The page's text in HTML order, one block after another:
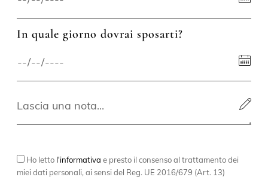
In quale giorno dovrai sposarti?
Ho letto l'informativa e presto il consenso al trattamento dei
miei dati personali, ai sensi del Reg. UE 2016/679 (Art. 13)